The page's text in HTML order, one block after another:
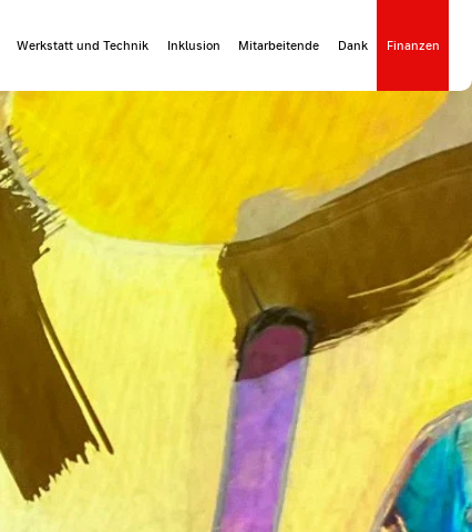
Werkstatt und Technik Inklusion Mitarbeitende Dank Finanzen